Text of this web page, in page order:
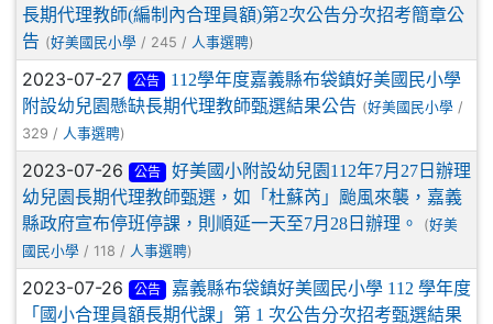
長期代理教師(編制內合理員額)第2次公告分次招考簡章公
告 (好美國民小學 / 245 / 人事選聘)
2023-07-27 公告
112學年度嘉義縣布袋鎮好美國民小學
附設幼兒園懸缺長期代理教師甄選結果公告 (好美國民小學 /
329 / 人事選聘)
2023-07-26 公告
好美國小附設幼兒園112年7月27日辦理
幼兒園長期代理教師甄選，如「杜蘇芮」颱風來襲，嘉義
縣政府宣布停班停課，則順延一天至7月28日辦理。
(好美
國民小學 / 118 / 人事選聘)
2023-07-26 公告
嘉義縣布袋鎮好美國民小學 112 學年度
「國小合理員額長期代課」第 1 次公告分次招考甄選結果